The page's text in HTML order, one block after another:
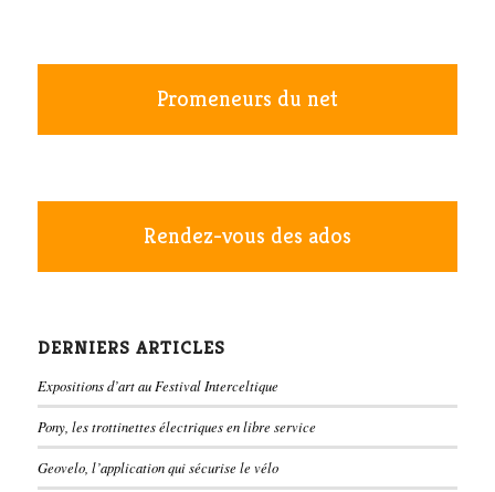
Promeneurs du net
Rendez-vous des ados
DERNIERS ARTICLES
Expositions d’art au Festival Interceltique
Pony, les trottinettes électriques en libre service
Geovelo, l’application qui sécurise le vélo